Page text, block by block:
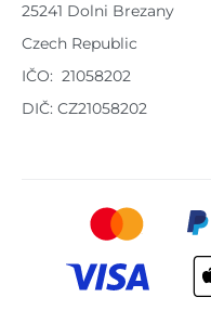
25241 Dolni Brezany
Czech Republic
IČO: 21058202
DIČ: CZ21058202